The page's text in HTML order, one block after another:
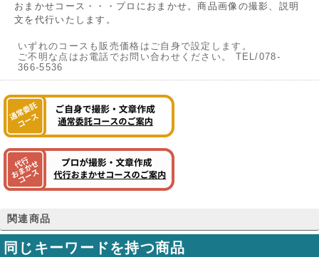
おまかせコース・・・プロにおまかせ。商品画像の撮影、説明
文を代行いたします。
いずれのコースも販売価格はご自身で設定します。
ご不明な点はお電話でお問い合わせください。 TEL/078-
366-5536
関連商品
同じキーワードを持つ商品